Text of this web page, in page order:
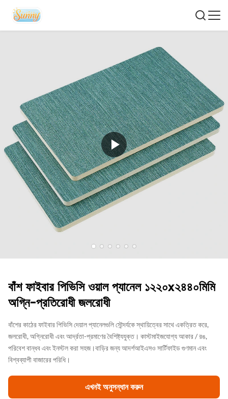
বাঁশ ফাইবার পিভিসি ওয়াল প্যানেল ১২২০x২৪৪০মিমি
অগ্নি-প্রতিরোধী জলরোধী
বাঁশের কাঠের ফাইবার পিভিসি দেয়াল প্যানেলগুলি সৌন্দর্যকে স্থায়িত্বের সাথে একত্রিত করে,
জলরোধী, অগ্নিরোধী এবং আর্দ্রতা-প্রমাণের বৈশিষ্ট্যযুক্ত। কাস্টমাইজযোগ্য আকার / রঙ,
পরিবেশ বান্ধব এবং ইনস্টল করা সহজ।বাড়ির জন্য আদর্শআইএসও সার্টিফাইড গুণমান এবং
বিশ্বব্যাপী বাজারের পরিধি।
এখনই অনুসন্ধান করুন